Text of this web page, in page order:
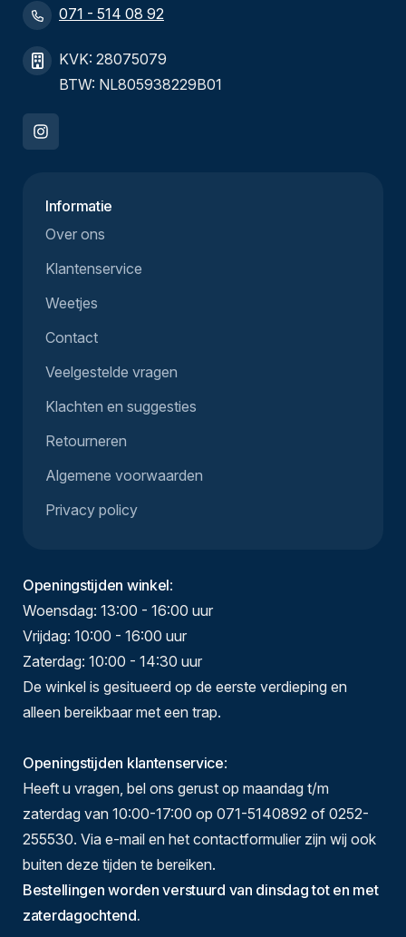
071 - 514 08 92
KVK: 28075079
BTW: NL805938229B01
Informatie
Over ons
Klantenservice
Weetjes
Contact
Veelgestelde vragen
Klachten en suggesties
Retourneren
Algemene voorwaarden
Privacy policy
Openingstijden winkel:
Woensdag: 13:00 - 16:00 uur
Vrijdag: 10:00 - 16:00 uur
Zaterdag: 10:00 - 14:30 uur
De winkel is gesitueerd op de eerste verdieping en
alleen bereikbaar met een trap.
Openingstijden klantenservice:
Heeft u vragen, bel ons gerust op maandag t/m
zaterdag van 10:00-17:00 op 071-5140892 of 0252-
255530. Via e-mail en het contactformulier zijn wij ook
buiten deze tijden te bereiken.
Bestellingen worden verstuurd van dinsdag tot en met
zaterdagochtend.